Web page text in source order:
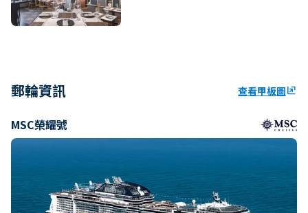
郵輪資訊 查看甲板圖ungroup
MSC榮耀號